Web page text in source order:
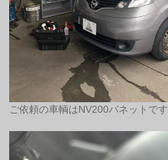
ご依頼の車輌はNV200バネットです